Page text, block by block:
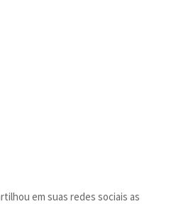
em suas redes sociais as